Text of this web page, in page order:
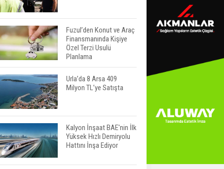
Fuzul’den Konut ve Araç
Finansmanında Kişiye
Özel Terzi Usulü
Planlama
Urla’da 8 Arsa 409
Milyon TL’ye Satışta
Kalyon İnşaat BAE'nin İlk
Yüksek Hızlı Demiryolu
Hattını İnşa Ediyor